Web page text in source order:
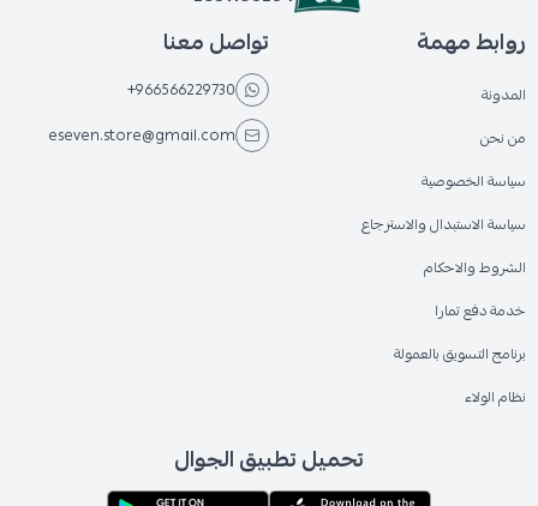
روابط مهمة
المدونة
من نحن
سياسة الخصوصية
سياسة الاستبدال والاسترجاع
الشروط والاحكام
خدمة دفع تمارا
برنامج التسويق بالعمولة
نظام الولاء
تواصل معنا
+966566229730
eseven.store@gmail.com
تحميل تطبيق الجوال